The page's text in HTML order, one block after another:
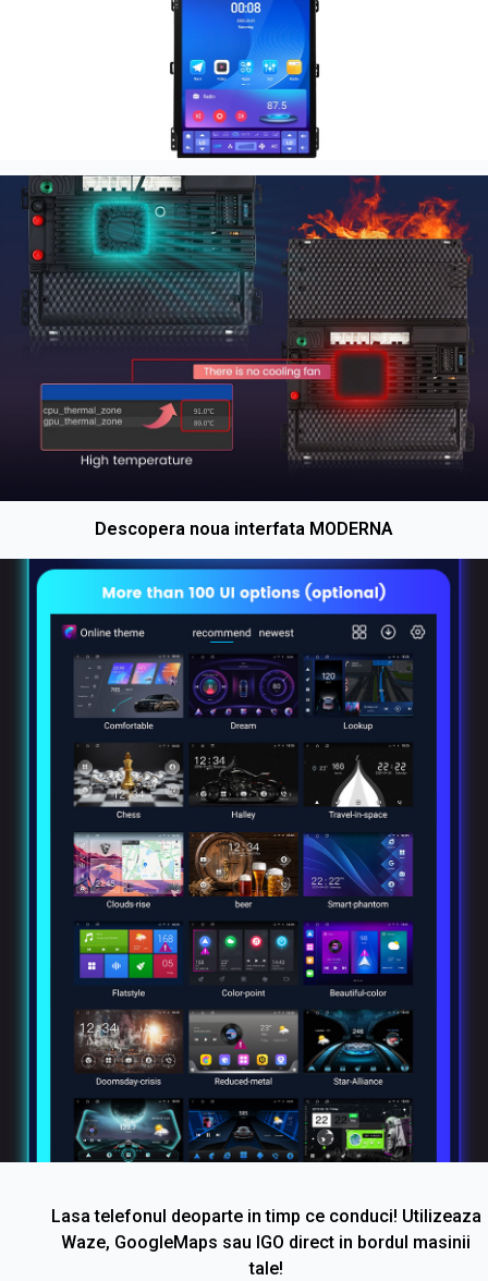
Descopera noua interfata MODERNA
Lasa telefonul deoparte in timp ce conduci! Utilizeaza
Waze, GoogleMaps sau IGO direct in bordul masinii
tale!